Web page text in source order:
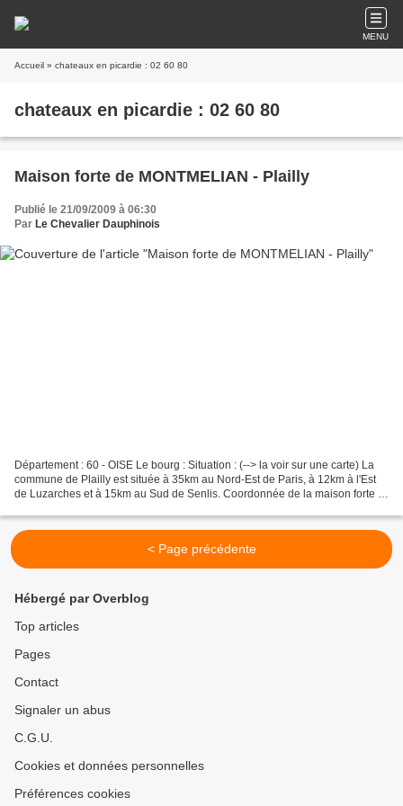
MENU
Accueil » chateaux en picardie : 02 60 80
chateaux en picardie : 02 60 80
Maison forte de MONTMELIAN - Plailly
Publié le 21/09/2009 à 06:30
Par Le Chevalier Dauphinois
Département : 60 - OISE Le bourg : Situation : (--> la voir sur une carte) La
commune de Plailly est située à 35km au Nord-Est de Paris, à 12km à l'Est
de Luzarches et à 15km au Sud de Senlis. Coordonnée de la maison forte :
< Page précédente
Hébergé par Overblog
Top articles
Pages
Contact
Signaler un abus
C.G.U.
Cookies et données personnelles
Préférences cookies